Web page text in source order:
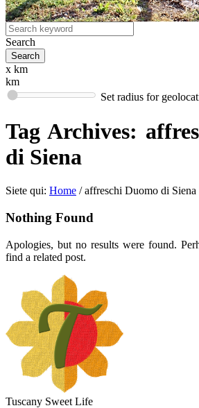
Search
x km
km
Set radius for
Tag Archives:
di Siena
Siete qui: Home / affreschi Duomo di Siena
Nothing Found
Apologies, but no results were found.
find a related post.
Tuscany Sweet Life